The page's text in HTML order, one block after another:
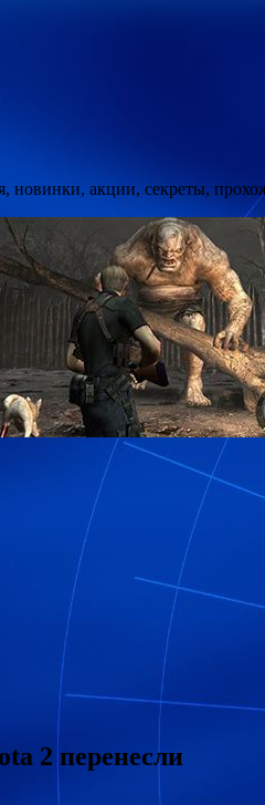
акции, секреты,
2 перенесли